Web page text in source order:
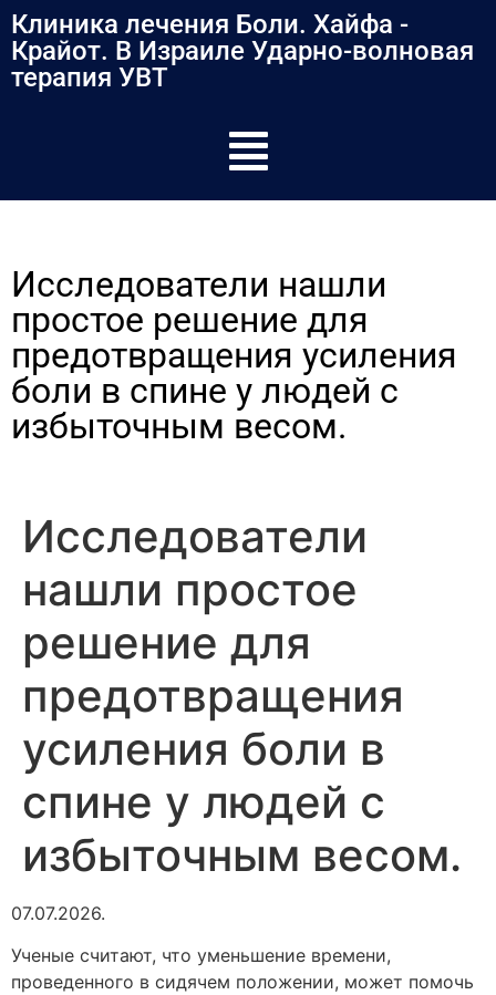
содержимому
Клиника лечения Боли. Хайфа -
Крайот. В Израиле Ударно-волновая
терапия УВТ
Исследователи нашли
простое решение для
предотвращения усиления
боли в спине у людей с
избыточным весом.
Исследователи
нашли простое
решение для
предотвращения
усиления боли в
спине у людей с
избыточным весом.
07.07.2026.
Ученые считают, что уменьшение времени,
проведенного в сидячем положении, может помочь